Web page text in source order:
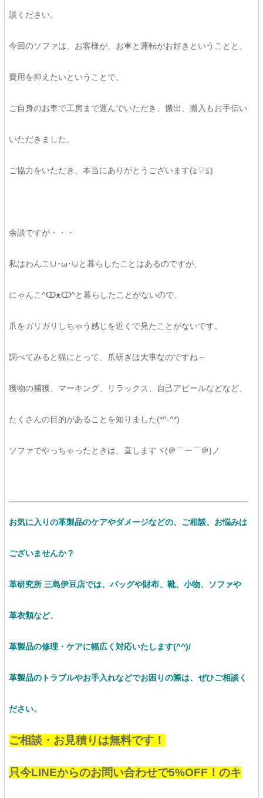
談ください。
今回のソファは、お客様が、お車と運転がお好きということと、
費用を抑えたいということで、
ご自身のお車で工房まで運んでいただき、搬出、搬入もお手伝い
いただきました。
ご協力をいただき、本当にありがとうございます(≧▽≦)
余談ですが・・・
私はわんこ∪･ω･∪と暮らしたことはあるのですが、
にゃんこ^ↀᴥↀ^と暮らしたことがないので、
爪をガリガリしちゃう感じを近くで見たことがないです。
調べてみると猫にとって、爪研ぎは大事なのですね～
獲物の捕獲、マーキング、リラックス、自己アピールなどなど、
たくさんの目的があることを知りました(*^-^*)
ソファでやっちゃったときは、直しますヾ(＠⌒ー⌒＠)ノ
お気に入りの革製品のケアやダメージなどの、ご相談、お悩みは
ございませんか？
革研究所 三島伊豆店では、バッグや財布、靴、小物、ソファや
革衣類など、
革製品の修理・ケアに幅広く対応いたします(^^)/
革製品のトラブルやお手入れなどでお困りの際は、ぜひご相談く
ださい。
ご相談・お見積りは無料です！
只今LINEからのお問い合わせで5%OFF！のキ